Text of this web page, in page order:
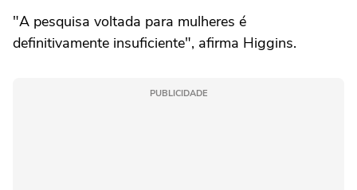
"A pesquisa voltada para mulheres é
definitivamente insuficiente", afirma Higgins.
PUBLICIDADE